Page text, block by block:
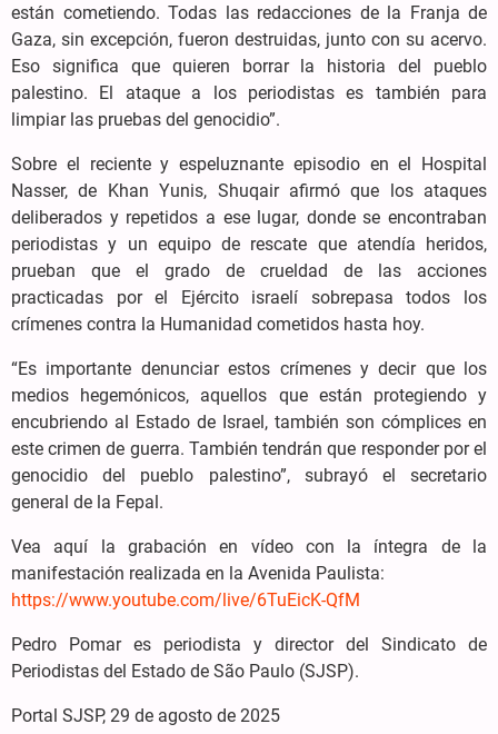
están cometiendo. Todas las redacciones de la Franja de
Gaza, sin excepción, fueron destruidas, junto con su acervo.
Eso significa que quieren borrar la historia del pueblo
palestino. El ataque a los periodistas es también para
limpiar las pruebas del genocidio”.
Sobre el reciente y espeluznante episodio en el Hospital
Nasser, de Khan Yunis, Shuqair afirmó que los ataques
deliberados y repetidos a ese lugar, donde se encontraban
periodistas y un equipo de rescate que atendía heridos,
prueban que el grado de crueldad de las acciones
practicadas por el Ejército israelí sobrepasa todos los
crímenes contra la Humanidad cometidos hasta hoy.
“Es importante denunciar estos crímenes y decir que los
medios hegemónicos, aquellos que están protegiendo y
encubriendo al Estado de Israel, también son cómplices en
este crimen de guerra. También tendrán que responder por el
genocidio del pueblo palestino”, subrayó el secretario
general de la Fepal.
Vea aquí la grabación en vídeo con la íntegra de la
manifestación realizada en la Avenida Paulista:
https://www.youtube.com/live/6TuEicK-QfM
Pedro Pomar es periodista y director del Sindicato de
Periodistas del Estado de São Paulo (SJSP).
Portal SJSP, 29 de agosto de 2025